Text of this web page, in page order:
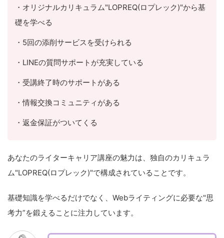
・オリジナルカリキュラム"LOPREQ(ロプレック)"から基
礎を学べる
・5回の添削サービスを受けられる
・LINEの質問サポートが充実している
・受講終了時のサポートがある
・情報交換コミュニティがある
・返金保証がついてくる
あなたのライターキャリア講座の魅力は、独自のカリキュラ
ム"LOPREQ(ロプレック)"で構成されていることです。
基礎知識を学べるだけでなく、Webライティングに必要な"思
考力”を鍛えることに注力しています。